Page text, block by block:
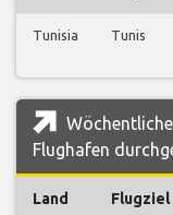
Tunisia Tunis
Flughafen
Land Flugziel